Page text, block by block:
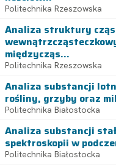
Politechnika Rzeszowska
Analiza struktury
międzycząs...
Politechnika Rzeszowska
Analiza substancji
rośliny, grzyby oraz
Politechnika Białostocka
Analiza substancji
spektroskopii w
Politechnika Białostocka